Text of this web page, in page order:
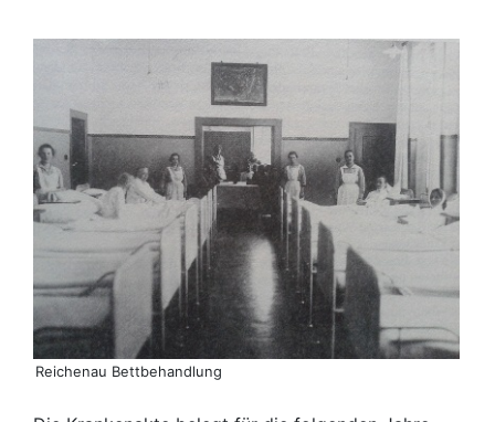
Reichenau Bettbehandlung